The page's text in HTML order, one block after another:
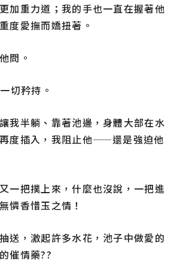
加重力道；我的手也一直在握著他
度愛撫而嬌扭著。
問。
切矜持。
我半躺、靠著池邊，身體大部在水
度插入，我阻止他——還是強迫他
一把撲上來，什麼也沒說，一把進
憐香惜玉之情！
送，激起許多水花，池子中做愛的
催情藥??